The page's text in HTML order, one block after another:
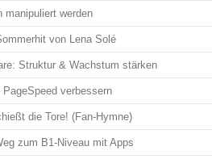
manipuliert werden
von Lena Solé
Struktur & Wachstum stärken
verbessern
die Tore! (Fan-Hymne)
zum B1-Niveau mit Apps